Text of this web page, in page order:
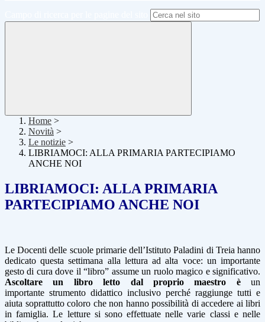
Home >
Novità >
Le notizie >
LIBRIAMOCI: ALLA PRIMARIA PARTECIPIAMO
ANCHE NOI
LIBRIAMOCI: ALLA PRIMARIA
PARTECIPIAMO ANCHE NOI
Le Docenti delle scuole primarie dell’Istituto Paladini di Treia hanno
dedicato questa settimana alla lettura ad alta voce: un importante
gesto di cura dove il “libro” assume un ruolo magico e significativo.
Ascoltare un libro letto dal proprio maestro è un
importante strumento didattico inclusivo perché raggiunge tutti e
aiuta soprattutto coloro che non hanno possibilità di accedere ai libri
in famiglia. Le letture si sono effettuate nelle varie classi e nelle